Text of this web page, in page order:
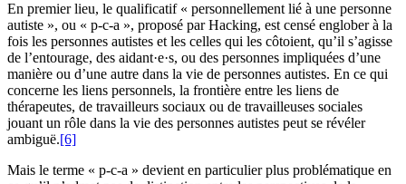
En premier lieu, le qualificatif « personnellement lié à une personne
autiste », ou « p-c-a », proposé par Hacking, est censé englober à la
fois les personnes autistes et les celles qui les côtoient, qu’il s’agisse
de l’entourage, des aidant·e·s, ou des personnes impliquées d’une
manière ou d’une autre dans la vie de personnes autistes. En ce qui
concerne les liens personnels, la frontière entre les liens de
thérapeutes, de travailleurs sociaux ou de travailleuses sociales
jouant un rôle dans la vie des personnes autistes peut se révéler
ambiguë.[6]
Mais le terme « p-c-a » devient en particulier plus problématique en